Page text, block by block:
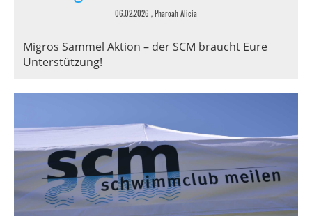
06.02.2026 , Pharoah Alicia
Migros Sammel Aktion – der SCM braucht Eure
Unterstützung!